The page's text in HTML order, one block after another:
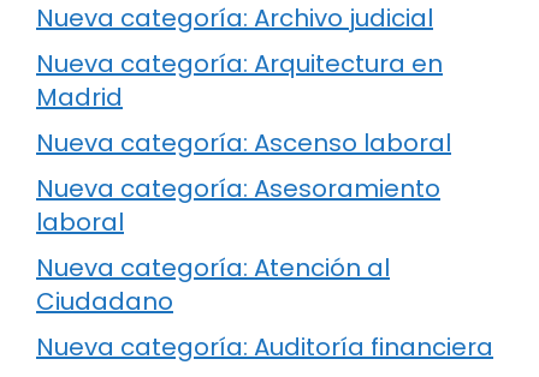
Nueva categoría: Archivo judicial
Nueva categoría: Arquitectura en
Madrid
Nueva categoría: Ascenso laboral
Nueva categoría: Asesoramiento
laboral
Nueva categoría: Atención al
Ciudadano
Nueva categoría: Auditoría financiera